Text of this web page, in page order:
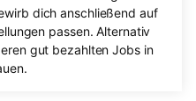
dich anschließend auf
passen. Alternativ
gut bezahlten Jobs in